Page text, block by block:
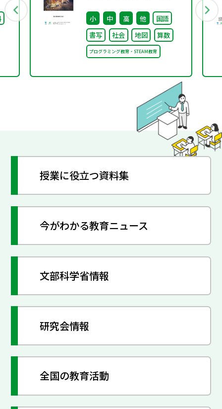
書籍は大阪・関西万博
「大阪ヘルスケア パビリ
オン」に出展・協賛しま
す～
小 中 高 他
国語
書写
社会 地図 算数
プログラミング教育・STEAM教育
授業に役立つ資料集
今がわかる教育ニュース
文部科学省情報
研究会情報
全国の教育活動